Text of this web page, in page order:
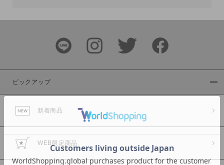
ブランド
カラー
ピックアップ
新着商品
WEB限定商品